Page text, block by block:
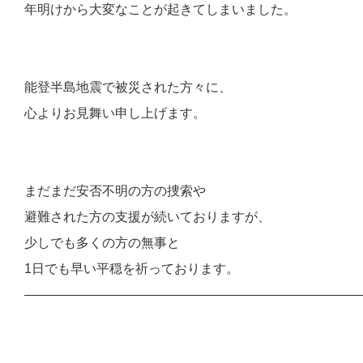
年明けから大変なことが起きてしまいました。
能登半島地震で被災された方々に、
心よりお見舞い申し上げます。
まだまだ安否不明の方の捜索や
避難された方の支援が続いておりますが、
少しでも多くの方の無事と
1日でも早い平穏を祈っております。